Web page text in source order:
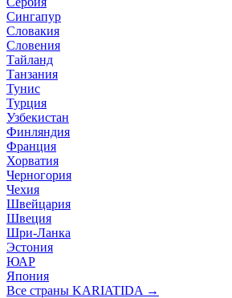
Сингапур
Словакия
Словения
Тайланд
Танзания
Тунис
Турция
Узбекистан
Финляндия
Франция
Хорватия
Черногория
Чехия
Швейцария
Швеция
Шри-Ланка
Эстония
ЮАР
Япония
Все страны KARIATIDA →